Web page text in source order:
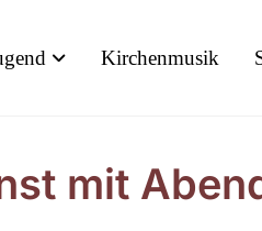
Kirchenmusik
mit